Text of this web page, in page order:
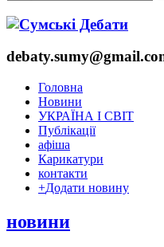
Головна
Новини
УКРАЇНА І СВІТ
Публікації
афіша
Карикатури
контакти
+Додати новину
новини